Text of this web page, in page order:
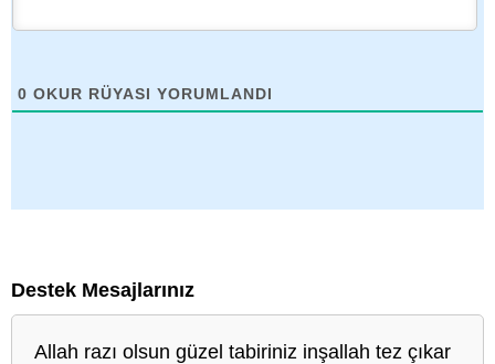
0 OKUR RÜYASI YORUMLANDI
Destek Mesajlarınız
Allah razı olsun güzel tabiriniz inşallah tez çıkar